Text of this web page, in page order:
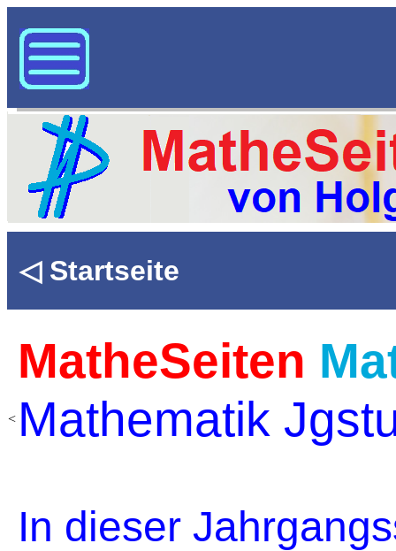
◁ Startseite
MatheSeiten
< Mathematik
In dieser